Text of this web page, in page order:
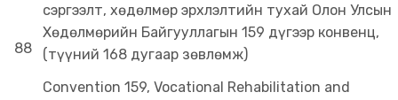
88
сэргээлт, хөдөлмөр эрхлэлтийн тухай Олон Улсын
Хөдөлмөрийн Байгууллагын 159 дүгээр конвенц,
(түүний 168 дугаар зөвлөмж)
Convention 159, Vocational Rehabilitation and